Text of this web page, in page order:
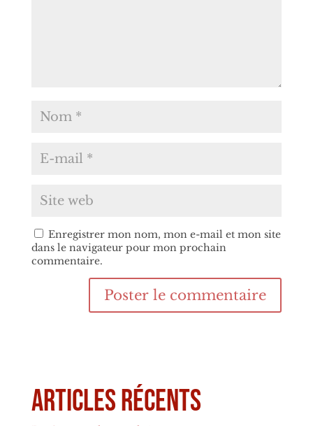
Enregistrer mon nom, mon e-mail et mon site
dans le navigateur pour mon prochain
commentaire.
Articles récents